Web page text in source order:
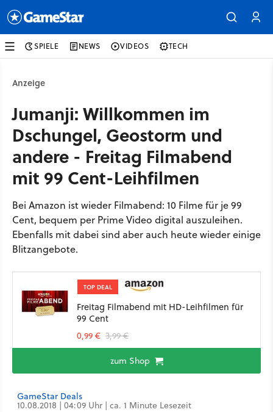
SPIELE NEWS VIDEOS TECH
Anzeige
Jumanji: Willkommen im
Dschungel, Geostorm und
andere - Freitag Filmabend
mit 99 Cent-Leihfilmen
Bei Amazon ist wieder Filmabend: 10 Filme für je 99
Cent, bequem per Prime Video digital auszuleihen.
Ebenfalls mit dabei sind aber auch heute wieder einige
Blitzangebote.
TOP DEAL
Freitag Filmabend mit HD-Leihfilmen für
99 Cent
0,99 € 3,99 €
zum Shop
GameStar Deals
10.08.2018 | 04:09 Uhr | ca. 1 Minute Lesezeit